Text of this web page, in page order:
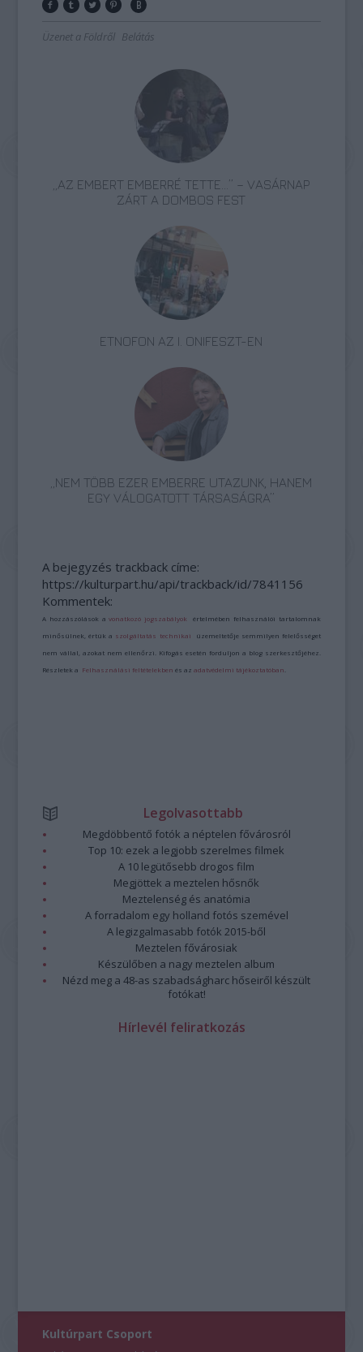
Üzenet a Földről Belátás
„AZ EMBERT EMBERRÉ TETTE…” – VASÁRNAP
ZÁRT A DOMBOS FEST
ETNOFON AZ I. ONIFESZT-EN
„NEM TÖBB EZER EMBERRE UTAZUNK, HANEM
EGY VÁLOGATOTT TÁRSASÁGRA”
A bejegyzés trackback címe:
https://kulturpart.hu/api/trackback/id/7841156
Kommentek:
A hozzászólások avonatkozó jogszabályok értelmében felhasználói tartalomnak
minősülnek, értük a szolgáltatás technikai üzemeltetője semmilyen felelősséget
nem vállal, azokat nem ellenőrzi. Kifogás esetén forduljon a blog szerkesztőjéhez.
Részletek a Felhasználási feltételekben és azadatvédelmi tájékoztatóban
Legolvasottabb
Megdöbbentő fotók a néptelen fővárosról
Top 10: ezek a legjobb szerelmes filmek
A 10 legütősebb drogos film
Megjöttek a meztelen hősnők
Meztelenség és anatómia
A forradalom egy holland fotós szemével
A legizgalmasabb fotók 2015-ből
Meztelen fővárosiak
Készülőben a nagy meztelen album
Nézd meg a 48-as szabadságharc hőseiről készült
fotókat!
Hírlevél feliratkozás
Kultúrpart Csoport